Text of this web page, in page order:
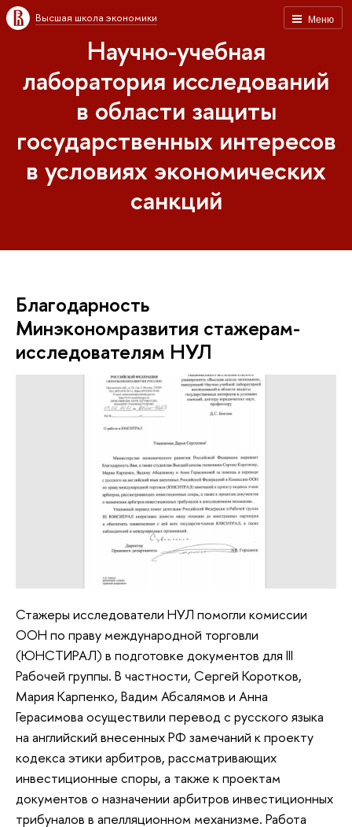
Меню
Высшая школа экономики
Научно-учебная
лаборатория исследований
в области защиты
государственных интересов
в условиях экономических
санкций
Благодарность
Минэкономразвития стажерам-
исследователям НУЛ
Стажеры исследователи НУЛ помогли комиссии
ООН по праву международной торговли
(ЮНСТИРАЛ) в подготовке документов для III
Рабочей группы. В частности, Сергей Коротков,
Мария Карпенко, Вадим Абсалямов и Анна
Герасимова осуществили перевод с русского языка
на английский внесенных РФ замечаний к проекту
кодекса этики арбитров, рассматривающих
инвестиционные споры, а также к проектам
документов о назначении арбитров инвестиционных
трибуналов в апелляционном механизме. Работа